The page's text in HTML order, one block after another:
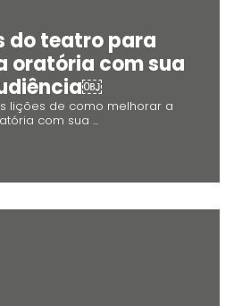
do teatro para
oratória com sua
lições de como melhorar a
com sua ...